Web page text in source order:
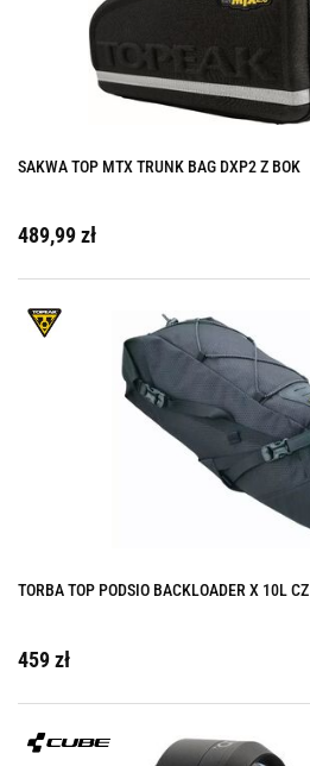
SAKWA TOP MTX TRUNK BAG DXP2 Z BOK
489,99 zł
TORBA TOP PODSIO BACKLOADER X 10L CZ
459 zł